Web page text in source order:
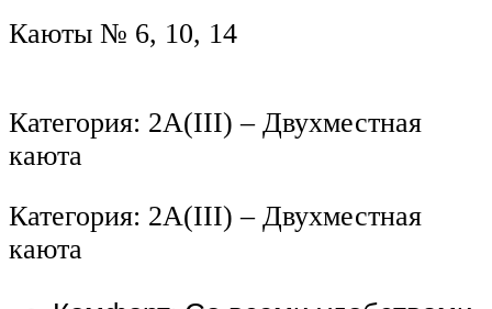
Каюты № 6, 10, 14
Категория: 2А(III) – Двухместная
каюта
Категория: 2А(III) – Двухместная
каюта